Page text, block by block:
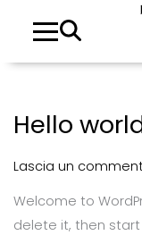
Hello
Lascia un
Welcome to
delete it, then start
Hello